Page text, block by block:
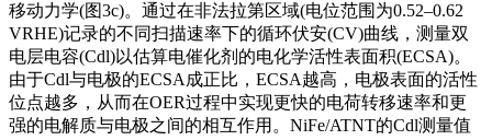
移动力学(图3c)。通过在非法拉第区域(电位范围为0.52–0.62
VRHE)记录的不同扫描速率下的循环伏安(CV)曲线，测量双
电层电容(Cdl)以估算电催化剂的电化学活性表面积(ECSA)。
由于Cdl与电极的ECSA成正比，ECSA越高，电极表面的活性
位点越多，从而在OER过程中实现更快的电荷转移速率和更
强的电解质与电极之间的相互作用。NiFe/ATNT的Cdl测量值